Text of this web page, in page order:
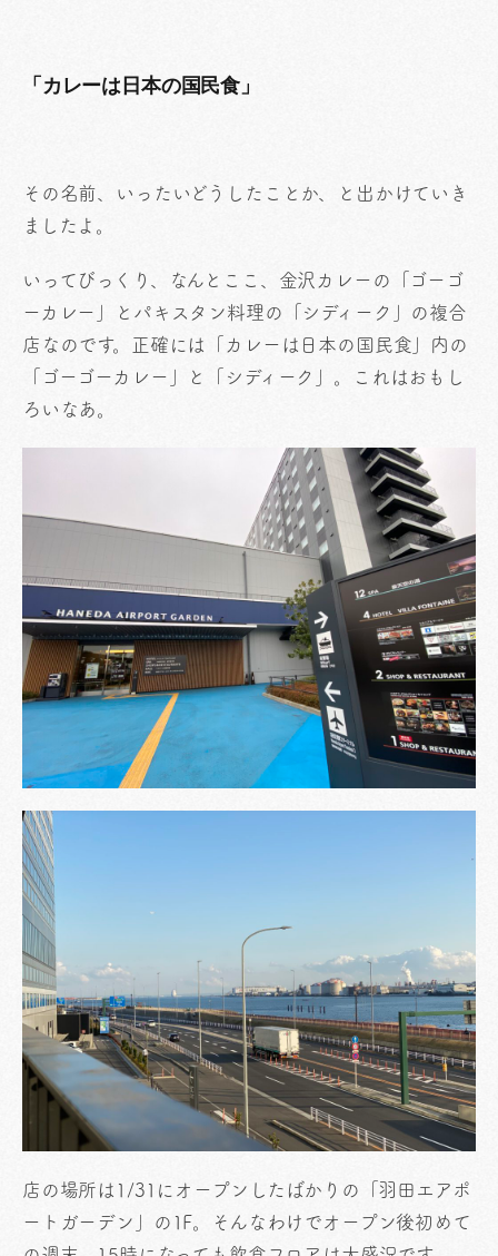
「カレーは日本の国民食」
その名前、いったいどうしたことか、と出かけていき
ましたよ。
いってびっくり、なんとここ、金沢カレーの「ゴーゴ
ーカレー」とパキスタン料理の「シディーク」の複合
店なのです。正確には「カレーは日本の国民食」内の
「ゴーゴーカレー」と「シディーク」。これはおもし
ろいなあ。
店の場所は1/31にオープンしたばかりの「羽田エアポ
ートガーデン」の1F。そんなわけでオープン後初めて